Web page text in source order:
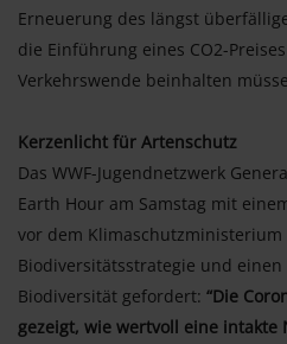
Erneuerung des längst
die Einführung eines CO2-
Verkehrswende beinhalten
Kerzenlicht für Artenschutz
Das WWF-Jugendnetzwerk
Earth Hour am Samstag mit
vor dem Klimaschutzministerium
Biodiversitätsstrategie und
Biodiversität gefordert: “Die
gezeigt, wie wertvoll eine intakte